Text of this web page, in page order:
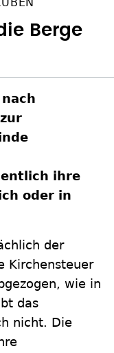
Berge
ihre
oder in
der
Kirchensteuer
wie in
das
nicht. Die